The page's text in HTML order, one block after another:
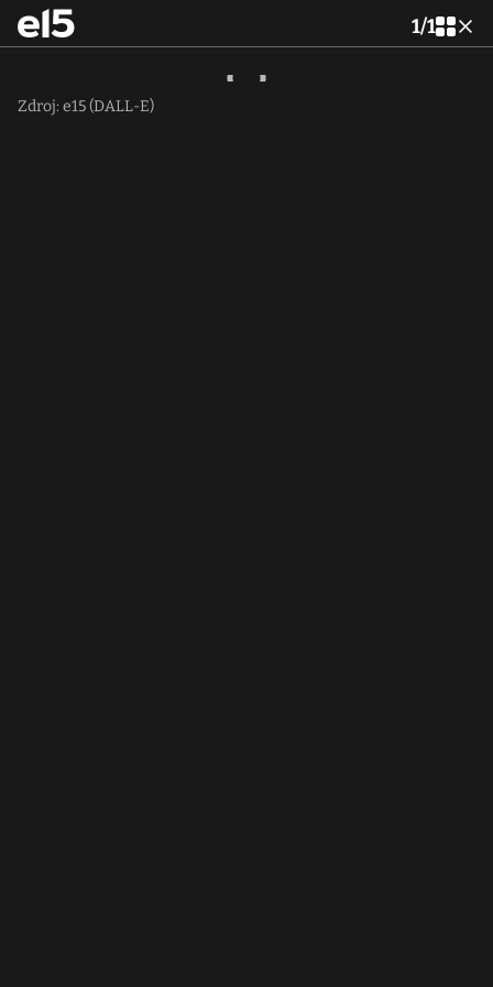
1/1
Zdroj: e15 (DALL-E)